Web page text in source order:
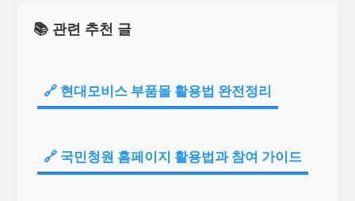
📚 관련 추천 글
🔗 현대모비스 부품몰 활용법 완전정리
🔗 국민청원 홈페이지 활용법과 참여 가이드